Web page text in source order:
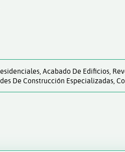
Acabado De Edificios,
De Construcción Especializadas,